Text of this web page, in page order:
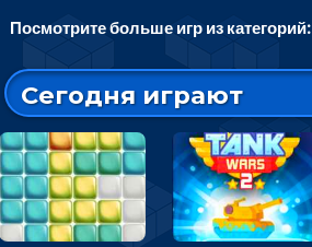
Посмотрите больше игр из категорий:
Сегодня играют